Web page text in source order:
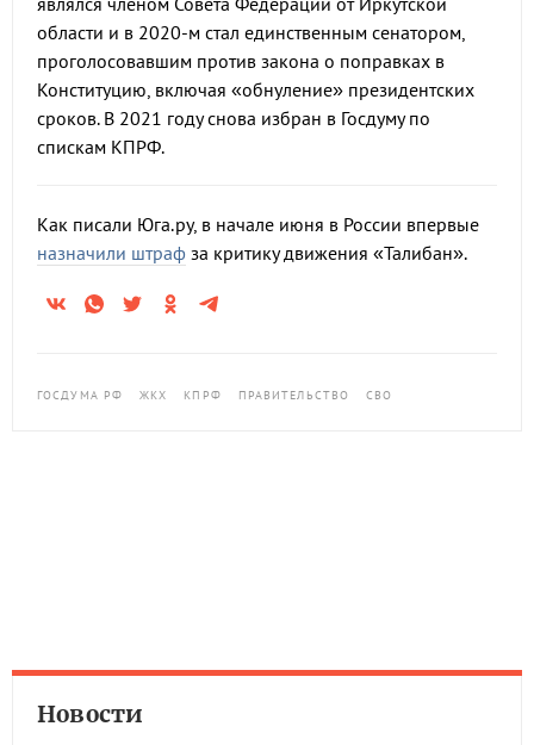
области и в 2020-м стал единственным сенатором,
проголосовавшим против закона о поправках в
Конституцию, включая «обнуление» президентских
сроков. В 2021 году снова избран в Госдуму по
спискам КПРФ.
Как писали Юга.ру, в начале июня в России впервые
назначили штраф за критику движения «Талибан».
ГОСДУМА РФ ЖКХ КПРФ ПРАВИТЕЛЬСТВО СВО
Новости